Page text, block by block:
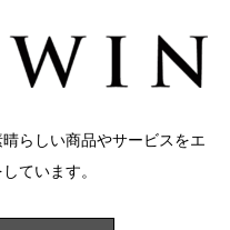
らしい商品やサービスをエ
ています。